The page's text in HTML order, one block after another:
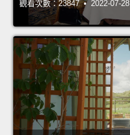
觀看次數：23847 • 2022-07-28